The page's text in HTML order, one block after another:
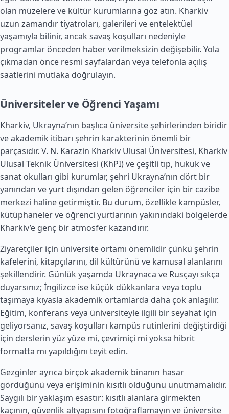
olan müzelere ve kültür kurumlarına göz atın. Kharkiv
uzun zamandır tiyatroları, galerileri ve entelektüel
yaşamıyla bilinir, ancak savaş koşulları nedeniyle
programlar önceden haber verilmeksizin değişebilir. Yola
çıkmadan önce resmi sayfalardan veya telefonla açılış
saatlerini mutlaka doğrulayın.
Üniversiteler ve Öğrenci Yaşamı
Kharkiv, Ukrayna’nın başlıca üniversite şehirlerinden biridir
ve akademik itibarı şehrin karakterinin önemli bir
parçasıdır. V. N. Karazin Kharkiv Ulusal Üniversitesi, Kharkiv
Ulusal Teknik Üniversitesi (KhPI) ve çeşitli tıp, hukuk ve
sanat okulları gibi kurumlar, şehri Ukrayna’nın dört bir
yanından ve yurt dışından gelen öğrenciler için bir cazibe
merkezi haline getirmiştir. Bu durum, özellikle kampüsler,
kütüphaneler ve öğrenci yurtlarının yakınındaki bölgelerde
Kharkiv’e genç bir atmosfer kazandırır.
Ziyaretçiler için üniversite ortamı önemlidir çünkü şehrin
kafelerini, kitapçılarını, dil kültürünü ve kamusal alanlarını
şekillendirir. Günlük yaşamda Ukraynaca ve Rusçayı sıkça
duyarsınız; İngilizce ise küçük dükkanlara veya toplu
taşımaya kıyasla akademik ortamlarda daha çok anlaşılır.
Eğitim, konferans veya üniversiteyle ilgili bir seyahat için
geliyorsanız, savaş koşulları kampüs rutinlerini değiştirdiği
için derslerin yüz yüze mi, çevrimiçi mi yoksa hibrit
formatta mı yapıldığını teyit edin.
Gezginler ayrıca birçok akademik binanın hasar
gördüğünü veya erişiminin kısıtlı olduğunu unutmamalıdır.
Saygılı bir yaklaşım esastır: kısıtlı alanlara girmekten
kaçının, güvenlik altyapısını fotoğraflamayın ve üniversite